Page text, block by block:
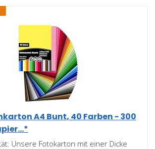
A4 Bunt, 40 Farben - 300
Unsere Fotokarton mit einer Dicke